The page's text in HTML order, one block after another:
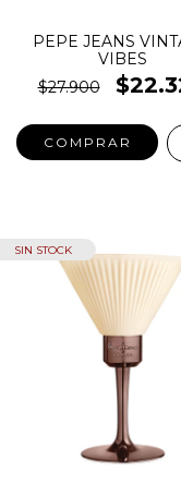
PEPE JEANS
VIBES
$27.900
COMPRAR
SIN STOCK